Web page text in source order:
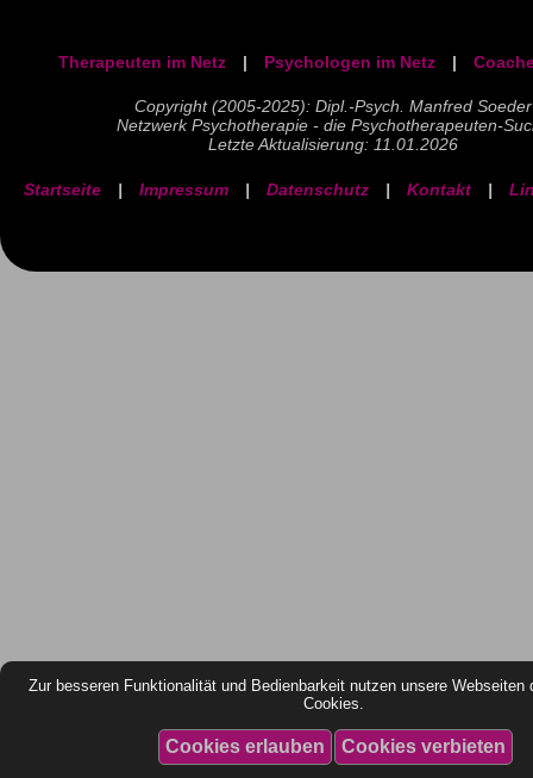
Zur besseren Funktionalität und Bedienbarkeit nutzen unsere Webseiten
Cookies.
Therapeuten im Netz | Psychologen im Netz |
Copyright (2005-2025): Dipl.-Psych. Manfred Soeder
Netzwerk Psychotherapie - die Psychotherapeuten-
Letzte Aktualisierung: 11.01.2026
Startseite | Impressum | Datenschutz | Kontakt |